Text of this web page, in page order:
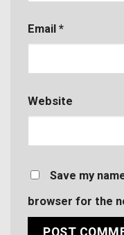
Email *
Website
Save my
browser for the